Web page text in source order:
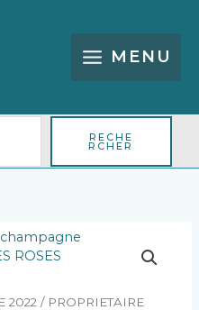
MENU
RECHE
RCHER
2022 / PROPRIETAIRE